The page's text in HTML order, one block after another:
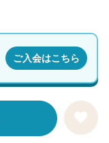
ご入会はこちら